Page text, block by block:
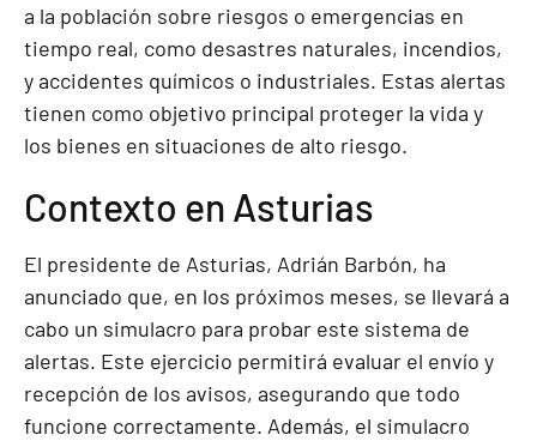
a la población sobre riesgos o emergencias en
tiempo real, como desastres naturales, incendios,
y accidentes químicos o industriales. Estas alertas
tienen como objetivo principal proteger la vida y
los bienes en situaciones de alto riesgo.
Contexto en Asturias
El presidente de Asturias, Adrián Barbón, ha
anunciado que, en los próximos meses, se llevará a
cabo un simulacro para probar este sistema de
alertas. Este ejercicio permitirá evaluar el envío y
recepción de los avisos, asegurando que todo
funcione correctamente. Además, el simulacro